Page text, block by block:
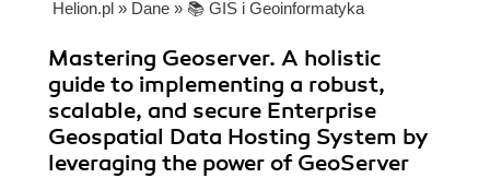
Helion.pl » Dane » 📚 GIS i Geoinformatyka
Mastering Geoserver. A holistic
guide to implementing a robust,
scalable, and secure Enterprise
Geospatial Data Hosting System by
leveraging the power of GeoServer